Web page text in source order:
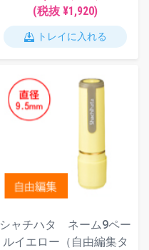
(税抜 ¥1,920)
トレイに入れる
シャチハタ ネーム9ペー
ルイエロー（自由編集タ